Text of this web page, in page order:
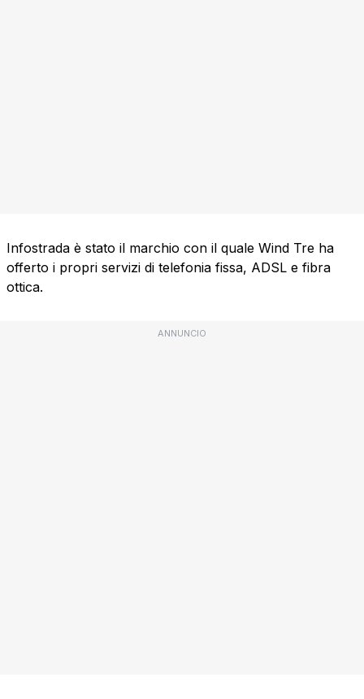
Infostrada è stato il marchio con il quale Wind Tre ha
offerto i propri servizi di telefonia fissa, ADSL e fibra
ottica.
ANNUNCIO